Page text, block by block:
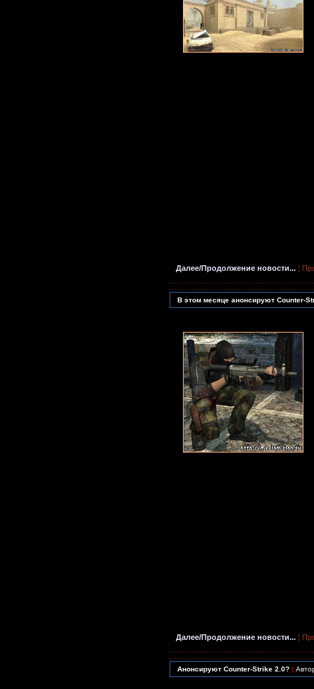
Далее/Продолжение новости... ¦
В этом месяце анонсируют Counter-
Далее/Продолжение новости... ¦
Анонсируют Counter-Strike 2.0? ¦